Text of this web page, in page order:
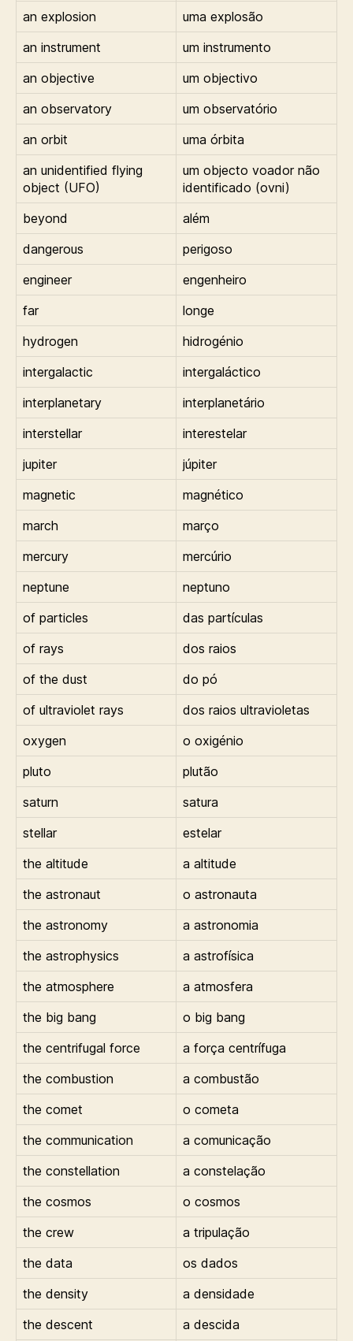
an explosion
uma explosão
an instrument
um instrumento
an objective
um objectivo
an observatory
um observatório
an orbit
uma órbita
an unidentified flying
object (UFO)
um objecto voador não
identificado (ovni)
beyond
além
dangerous
perigoso
engineer
engenheiro
far
longe
hydrogen
hidrogénio
intergalactic
intergaláctico
interplanetary
interplanetário
interstellar
interestelar
jupiter
júpiter
magnetic
magnético
march
março
mercury
mercúrio
neptune
neptuno
of particles
das partículas
of rays
dos raios
of the dust
do pó
of ultraviolet rays
dos raios ultravioletas
oxygen
o oxigénio
pluto
plutão
saturn
satura
stellar
estelar
the altitude
a altitude
the astronaut
o astronauta
the astronomy
a astronomia
the astrophysics
a astrofísica
the atmosphere
a atmosfera
the big bang
o big bang
the centrifugal force
a força centrífuga
the combustion
a combustão
the comet
o cometa
the communication
a comunicação
the constellation
a constelação
the cosmos
o cosmos
the crew
a tripulação
the data
os dados
the density
a densidade
the descent
a descida